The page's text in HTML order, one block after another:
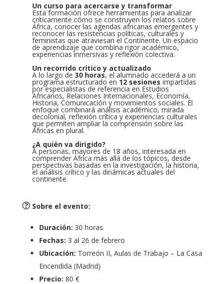
Un curso para acercarse y transformar
Esta formación ofrece herramientas para analizar
críticamente cómo se construyen los relatos sobre
África, conocer las agendas africanas emergentes y
reconocer las resistencias políticas, culturales y
feministas que atraviesan el Continente. Un espacio
de aprendizaje que combina rigor académico,
experiencias inmersivas y reflexión colectiva.
Un recorrido crítico y actualizado
A lo largo de 30 horas, el alumnado accederá a un
programa estructurado en 12 sesiones impartidas
por especialistas de referencia en Estudios
Africanos, Relaciones Internacionales, Economía,
Historia, Comunicación y movimientos sociales. El
enfoque combinará análisis académico, mirada
decolonial, reflexión crítica y experiencias culturales
que permiten ampliar la comprensión sobre las
Áfricas en plural.
¿A quién va dirigido?
A personas, mayores de 18 años, interesada en
comprender África más allá de los tópicos, desde
perspectivas basadas en la investigación, la historia,
el análisis crítico y las dinámicas actuales del
continente.
Sobre el evento:
Duración: 30 horas
Fechas: 3 al 26 de febrero
Ubicación: Torreón II, Aulas de Trabajo – La Casa
Encendida (Madrid)
Precio: 80 €